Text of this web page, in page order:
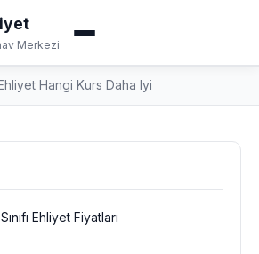
Merkezi
Hangi Kurs Daha Iyi
Ehliyet Fiyatları